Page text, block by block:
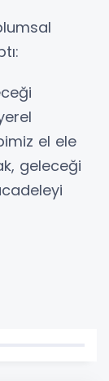
el ele
geleceği